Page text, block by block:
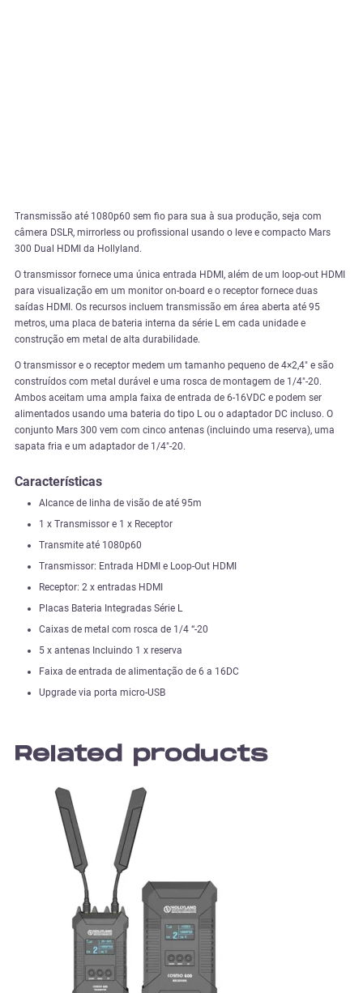
Transmissão até 1080p60 sem fio para sua à sua produção, seja com
câmera DSLR, mirrorless ou profissional usando o leve e compacto Mars
300 Dual HDMI da Hollyland.
O transmissor fornece uma única entrada HDMI, além de um loop-out HDMI
para visualização em um monitor on-board e o receptor fornece duas
saídas HDMI. Os recursos incluem transmissão em área aberta até 95
metros, uma placa de bateria interna da série L em cada unidade e
construção em metal de alta durabilidade.
O transmissor e o receptor medem um tamanho pequeno de 4×2,4″ e são
construídos com metal durável e uma rosca de montagem de 1/4″-20.
Ambos aceitam uma ampla faixa de entrada de 6-16VDC e podem ser
alimentados usando uma bateria do tipo L ou o adaptador DC incluso. O
conjunto Mars 300 vem com cinco antenas (incluindo uma reserva), uma
sapata fria e um adaptador de 1/4″-20.
Características
Alcance de linha de visão de até 95m
1 x Transmissor e 1 x Receptor
Transmite até 1080p60
Transmissor: Entrada HDMI e Loop-Out HDMI
Receptor: 2 x entradas HDMI
Placas Bateria Integradas Série L
Caixas de metal com rosca de 1/4 “-20
5 x antenas Incluindo 1 x reserva
Faixa de entrada de alimentação de 6 a 16DC
Upgrade via porta micro-USB
Related products